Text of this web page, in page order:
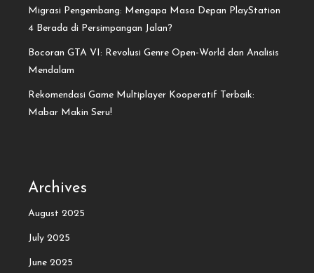
Migrasi Pengembang: Mengapa Masa Depan PlayStation
4 Berada di Persimpangan Jalan?
Bocoran GTA VI: Revolusi Genre Open-World dan Analisis
Mendalam
Rekomendasi Game Multiplayer Kooperatif Terbaik:
Mabar Makin Seru!
Archives
August 2025
July 2025
June 2025